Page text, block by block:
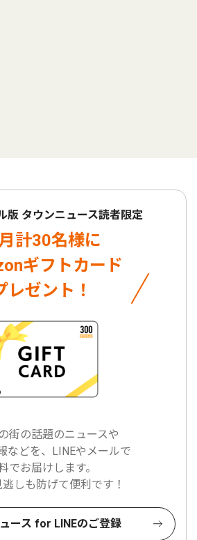
版 タウンニュース読者限定
計30名様に
ギフトカード
レゼント！
街の話題のニュースや
などを、LINEやメールで
でお届けします。
しも防げて便利です！
ース for LINEのご登録